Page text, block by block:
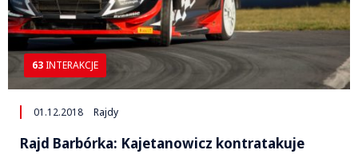
63 INTERAKCJE
01.12.2018 Rajdy
Rajd Barbórka: Kajetanowicz kontratakuje